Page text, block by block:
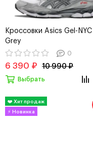
Кроссовки Asics Gel-NYC
Grey
0
6 390 ₽ 10 990 ₽
Выбрать